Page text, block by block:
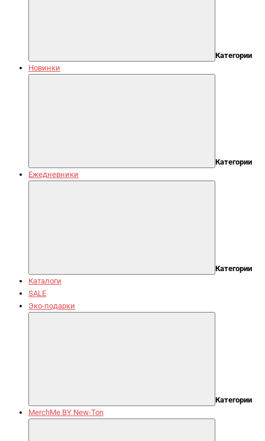
Категории
Новинки
Категории
Ежедневники
Категории
Каталоги
SALE
Эко-подарки
Категории
MerchMe BY New-Ton